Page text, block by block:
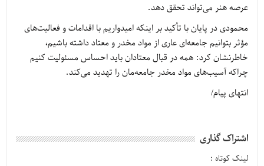
عرصه هنر می‌تواند تحقق دهد.
محمودی در پایان با تأکید بر اینکه امیدواریم با اقدامات و فعالیت‌های
مؤثر بتوانیم جامعه‌ای عاری از مواد مخدر و معتاد داشته باشیم،
خاطرنشان کرد: همه در قبال معتادان باید احساس مسئولیت کنیم
چراکه آسیب‌های مواد مخدر جامعه‌مان را تهدید می‌کند.
انتهای پیام/
اشتراک گذاری
لینک کوتاه :